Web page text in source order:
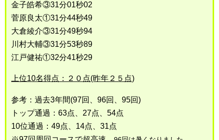
金子皓希③31分01秒02
菅原良太①31分44秒49
大倉綾介③31分49秒94
川村大輔③31分53秒89
江戸健祐①32分41秒29
上位10名得点：２０点(昨年２５点)
参考：過去3年間(97回、96回、95回)
トップ通過：63点、27点、54点
10位通過：49点、14点、31点